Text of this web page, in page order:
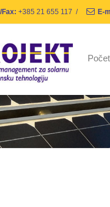
Fax: +385 21 655 117 / E-